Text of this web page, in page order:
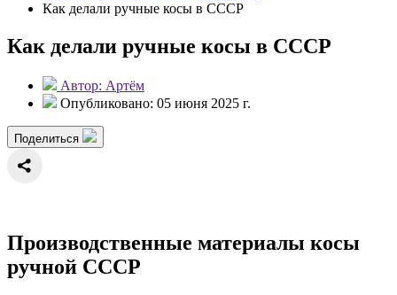
Как делали ручные косы в СССР
Как делали ручные косы в СССР
Автор: Артём
Опубликовано: 05 июня 2025 г.
Поделиться
Производственные материалы косы
ручной СССР